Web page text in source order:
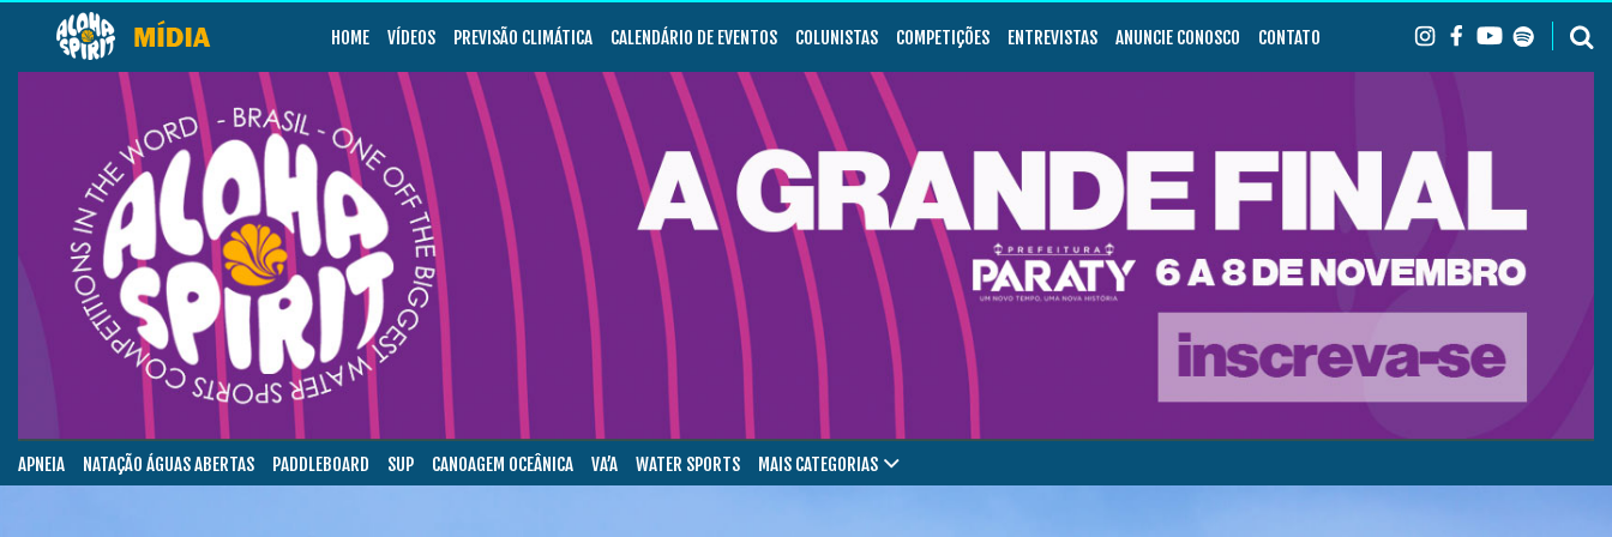
HOME VÍDEOS PREVISÃO CLIMÁTICA CALENDÁRIO DE EVENTOS COLUNISTAS COMPETIÇÕES ENTREVISTAS ANUNCIE CONOSCO CONTATO
APNEIA NATAÇÃO ÁGUAS ABERTAS PADDLEBOARD SUP CANOAGEM OCEÂNICA VA’A WATER SPORTS MAIS CATEGORIAS